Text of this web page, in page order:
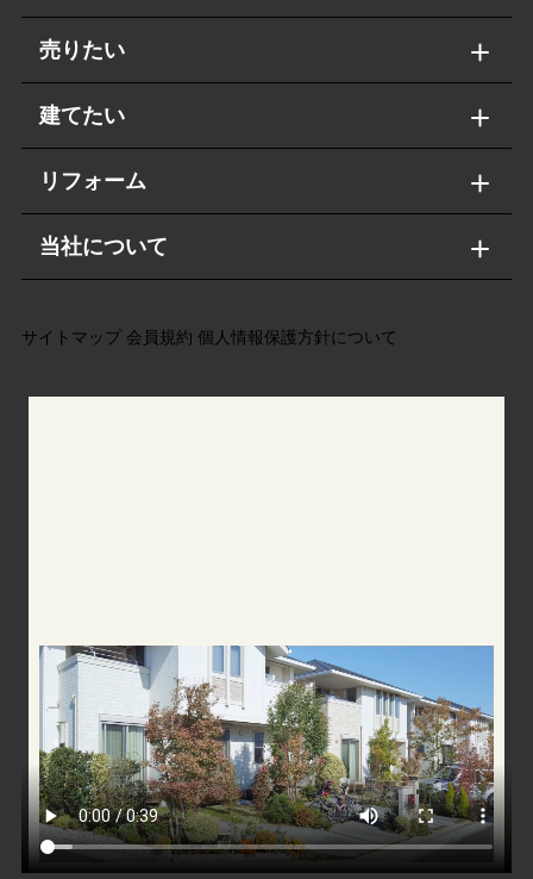
売りたい
建てたい
リフォーム
当社について
サイトマップ 会員規約 個人情報保護方針について